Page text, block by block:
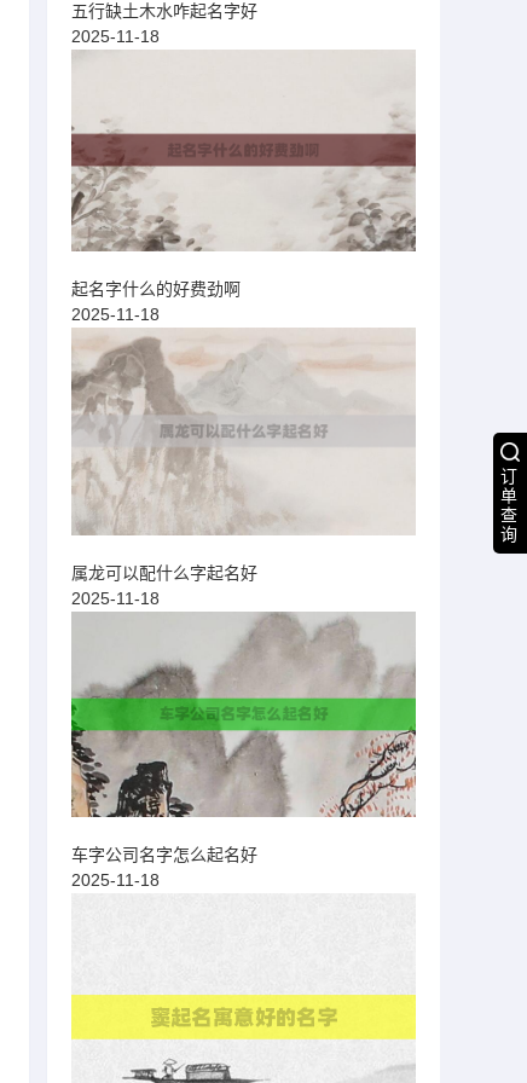
订
单
查
询
五行缺土木水咋起名字好
2025-11-18
起名字什么的好费劲啊
2025-11-18
属龙可以配什么字起名好
2025-11-18
车字公司名字怎么起名好
2025-11-18